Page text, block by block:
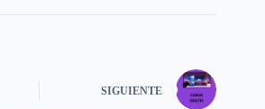
SIGUIENTE